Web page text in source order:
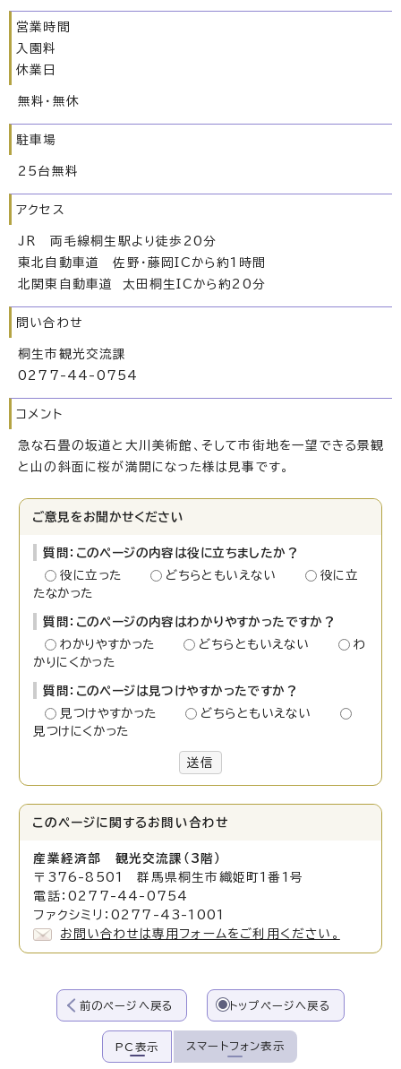
営業時間
入園料
休業日
無料・無休
駐車場
25台無料
アクセス
JR 両毛線桐生駅より徒歩20分
東北自動車道 佐野・藤岡ICから約1時間
北関東自動車道 太田桐生ICから約20分
問い合わせ
桐生市観光交流課
0277-44-0754
コメント
急な石畳の坂道と大川美術館、そして市街地を一望できる景観
と山の斜面に桜が満開になった様は見事です。
ご意見をお聞かせください
質問：このページの内容は役に立ちましたか？
役に立った
どちらともいえない
役に立
たなかった
質問：このページの内容はわかりやすかったですか？
わかりやすかった
どちらともいえない
わ
かりにくかった
質問：このページは見つけやすかったですか？
見つけやすかった
どちらともいえない
見つけにくかった
送信
このページに関する お問い合わせ
産業経済部 観光交流課（3階）
〒376-8501 群馬県桐生市織姫町1番1号
電話：0277-44-0754
ファクシミリ：0277-43-1001
お問い合わせは専用フォームをご利用ください。
前のページへ戻る トップページへ戻る
PC表示 スマートフォン表示